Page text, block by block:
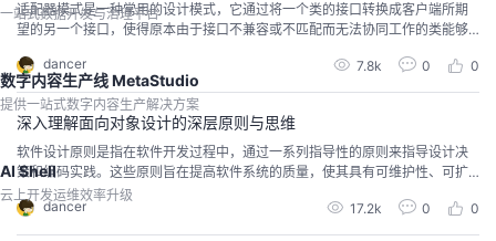
一站式数据开发与治理平台
数字内容生产线 MetaStudio
提供一站式数字内容生产解决方案
AI Shell
云上开发运维效率升级
适配器模式是一种常用的设计模式，它通过将一个类的接口转换成客户端所期
望的另一个接口，使得原本由于接口不兼容或不匹配而无法协同工作的类能够
在第三方库与现有系统之间进行集成。通过使用适配器模式，可以提高代码的
灵活性和复用性，降低系统间的耦合度。适配器模式有多种实现方式，包括类
适配器模式、对象适配器模式和接口适配器模式。在使用适配器模式
dancer 7.8k 0 0
深入理解面向对象设计的深层原则与思维
软件设计原则是指在软件开发过程中，通过一系列指导性的原则来指导设计决
策和编码实践。这些原则旨在提高软件系统的质量，使其具有可维护性、可扩
展性、可重用性和可测试性。几个重要性：可维护性、可扩展性、可重用性、
可测试性和降低系统复杂度。软件设计原则是提高软件系统质量和可维护性的
基石。遵循这些原则可以使得代码更加清晰、灵活和可靠，提高开发效率和软
dancer 17.2k 0 0